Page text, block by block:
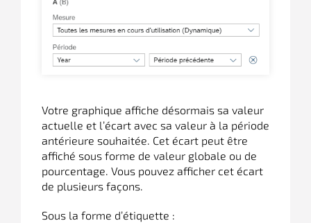
Votre graphique affiche désormais sa valeur
actuelle et l’écart avec sa valeur à la période
antérieure souhaitée. Cet écart peut être
affiché sous forme de valeur globale ou de
pourcentage. Vous pouvez afficher cet écart
de plusieurs façons.
Sous la forme d’étiquette :